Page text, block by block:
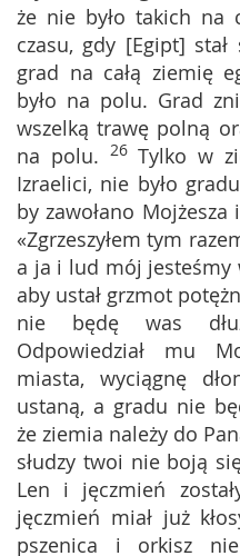
że nie było takich na
czasu, gdy [Egipt]
grad na całą ziemię
było na polu. Grad
wszelką trawę polną
na polu. 26 Tylko w
Izraelici, nie było
by zawołano
«Zgrzeszyłem tym
a ja i lud mój jesteśmy
aby ustał grzmot
nie będę was
Odpowiedział mu
miasta, wyciągnę
ustaną, a gradu nie
że ziemia należy do
słudzy twoi nie boją
Len i jęczmień
jęczmień miał już
pszenica i orkisz